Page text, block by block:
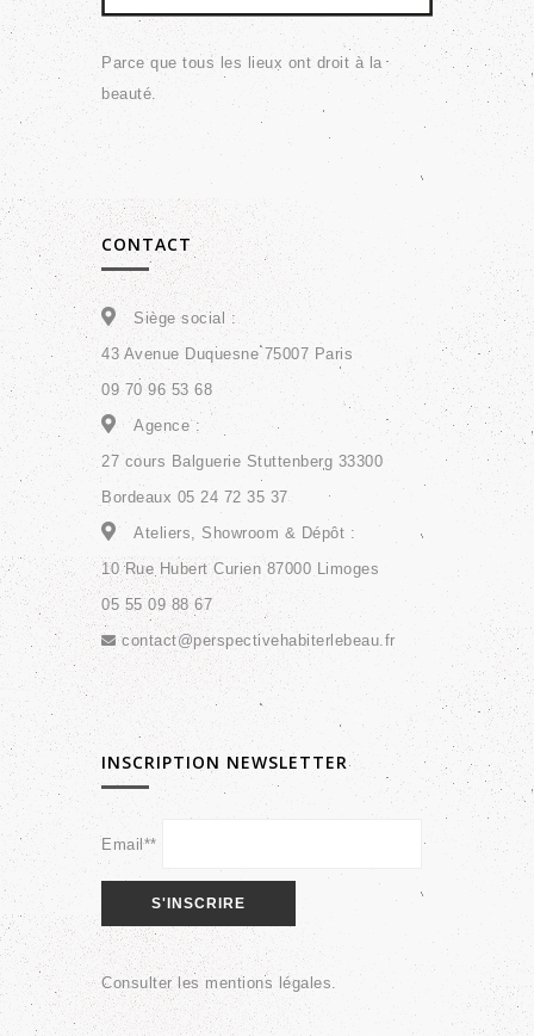
Parce que tous les lieux ont droit à la
beauté.
CONTACT
Siège social :
43 Avenue Duquesne 75007 Paris
09 70 96 53 68
Agence :
27 cours Balguerie Stuttenberg 33300
Bordeaux 05 24 72 35 37
Ateliers, Showroom & Dépôt :
10 Rue Hubert Curien 87000 Limoges
05 55 09 88 67
contact@perspectivehabiterlebeau.fr
INSCRIPTION NEWSLETTER
Email**
Consulter lesmentions légales.